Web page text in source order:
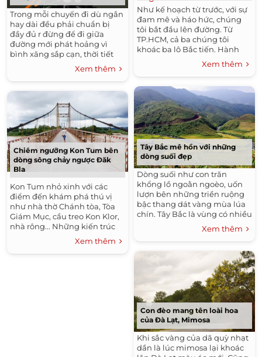
Trong mỗi chuyến đi dù ngắn
hay dài đều phải chuẩn bị
đầy đủ r đừng để đi giữa
đường mới phát hoảng vì
bình xăng sắp cạn, thời tiết
nặng.Ngoài những vấn đề cơ
bản...
Xem thêm
Chiêm ngưỡng Kon Tum bên
dòng sông chảy ngược Đăk
Bla
Kon Tum nhỏ xinh với các
điểm đến khám phá thú vị
như nhà thờ Chánh tòa, Tòa
Giám Mục, cầu treo Kon Klor,
nhà rông... Những kiến trúc
điển hình cho thấy rõ sự tinh
tế của phương Tây giao hòa
với sự...
Xem thêm
Như kế hoạch từ trước, với sự
đam mê và háo hức, chúng
tôi bắt đầu lên đường. Từ
TP.HCM, cả ba chúng tôi
khoác ba lô Bắc tiến. Hành
trang chỉ vài bộ quần áo gọn
nhẹ, nhưng lại đầy đủ đồ...
Xem thêm
Tây Bắc mê hồn với những
dòng suối đẹp
Dòng suối như con trăn
khổng lồ ngoằn ngoèo, uốn
lượn bên những triền ruộng
bậc thang dát vàng mùa lúa
chín. Tây Bắc là vùng có nhiều
dòng suối uốn lượn quanh
những dãy núi tuyệt đẹp.
Trên đường...
Xem thêm
Con đèo mang tên loài hoa
của Đà Lạt, Mimosa
Khi sắc vàng của dã quỳ nhạt
dần là lúc mimosa lại khoác